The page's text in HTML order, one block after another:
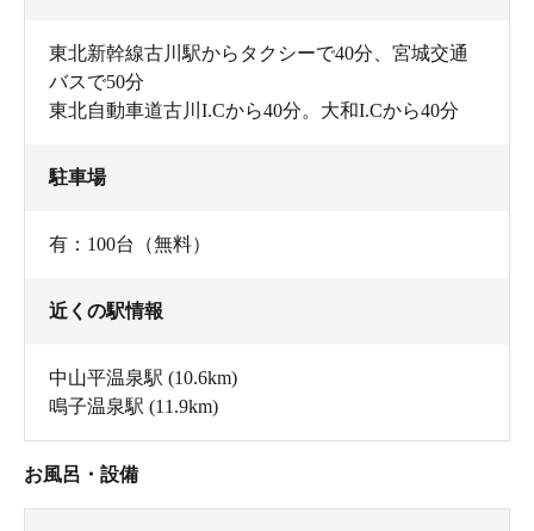
東北新幹線古川駅からタクシーで40分、宮城交通
バスで50分
東北自動車道古川I.Cから40分。大和I.Cから40分
駐車場
有：100台（無料）
近くの駅情報
中山平温泉駅 (10.6km)
鳴子温泉駅 (11.9km)
お風呂・設備